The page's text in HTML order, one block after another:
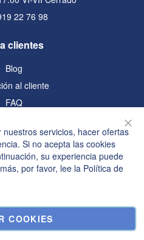
22 76 98
clientes
Blog
al cliente
FAQ
y cookies
de búsqueda
devoluciones
servicios, hacer ofertas
Si no acepta las cookies
su experiencia puede
por favor, lee la Política de
COOKIES